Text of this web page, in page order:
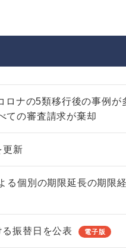
ナの5類移行後の事例が
ての審査請求が棄却
更新
る個別の期限延長の期限
振替日を公表 電子版